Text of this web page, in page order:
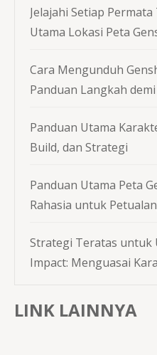
Jelajahi Setiap
Utama Lokasi Peta
Cara Mengunduh
Panduan Langkah
Panduan Utama
Build, dan Strategi
Panduan Utama Peta
Rahasia untuk
Strategi Teratas untuk
Impact: Menguasai
LINK LAINNYA